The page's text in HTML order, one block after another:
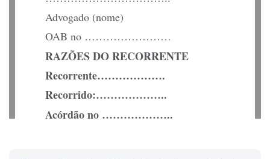
Advogado (nome)
OAB no ……………………
RAZÕES DO RECORRENTE
Recorrente……………….
Recorrido:………………..
Acórdão no ………………..